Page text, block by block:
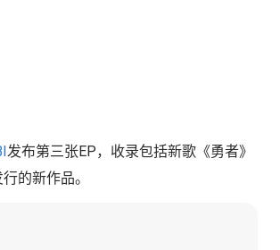
发布第三张EP，收录包括新歌《勇者》
的新作品。